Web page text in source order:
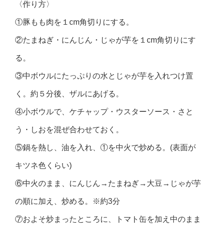
〈作り方〉
①豚もも肉を１cm角切りにする。
②たまねぎ・にんじん・じゃが芋を１cm角切りにす
る。
③中ボウルにたっぷりの水とじゃが芋を入れつけ置
く。約５分後、ザルにあげる。
④小ボウルで、ケチャップ・ウスターソース・さと
う・しおを混ぜ合わせておく。
⑤鍋を熱し、油を入れ、①を中火で炒める。(表面が
キツネ色くらい)
⑥中火のまま、にんじん→たまねぎ→大豆→じゃが芋
の順に加え、炒める。※約3分
⑦およそ炒まったところに、トマト缶を加え中のまま